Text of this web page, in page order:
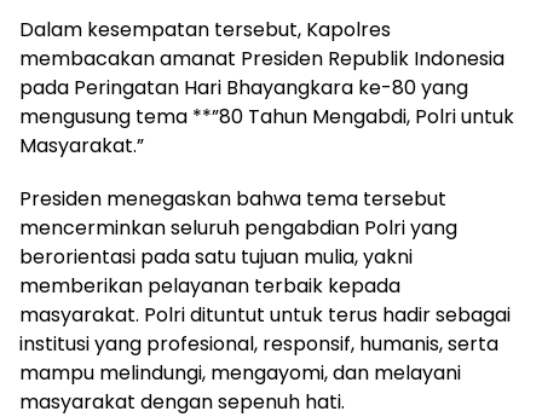
Dalam kesempatan tersebut, Kapolres
membacakan amanat Presiden Republik Indonesia
pada Peringatan Hari Bhayangkara ke-80 yang
mengusung tema **”80 Tahun Mengabdi, Polri untuk
Masyarakat.”
Presiden menegaskan bahwa tema tersebut
mencerminkan seluruh pengabdian Polri yang
berorientasi pada satu tujuan mulia, yakni
memberikan pelayanan terbaik kepada
masyarakat. Polri dituntut untuk terus hadir sebagai
institusi yang profesional, responsif, humanis, serta
mampu melindungi, mengayomi, dan melayani
masyarakat dengan sepenuh hati.